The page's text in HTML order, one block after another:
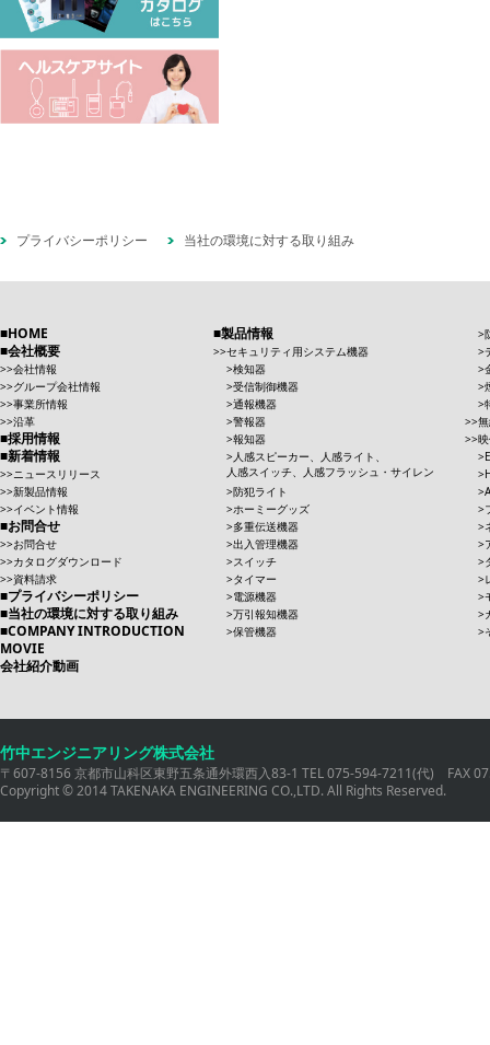
プライバシーポリシー 当社の環境に対する取り組み
HOME
会社概要
会社情報
グループ会社情報
事業所情報
沿革
採用情報
新着情報
ニュースリリース
新製品情報
イベント情報
お問合せ
お問合せ
カタログダウンロード
資料請求
プライバシーポリシー
当社の環境に対する取り組み
COMPANY INTRODUCTION
MOVIE
会社紹介動画
製品情報
セキュリティ用システム機器
検知器
受信制御機器
通報機器
警報器
報知器
人感スピーカー、人感ライト、
人感スイッチ、人感フラッシュ・サイレン
防犯ライト
ホーミーグッズ
多重伝送機器
出入管理機器
スイッチ
タイマー
電源機器
万引報知機器
保管機器
竹中エンジニアリング株式会社
〒607-8156 京都市山科区東野五条通外環西入83-1 TEL 075-594-7211(代) FAX
Copyright © 2014 TAKENAKA ENGINEERING CO.,LTD. All Rights Reserved.